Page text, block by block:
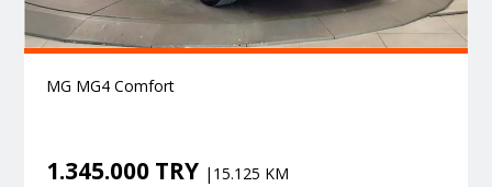
MG MG4 Comfort
1.345.000 TRY |15.125 KM